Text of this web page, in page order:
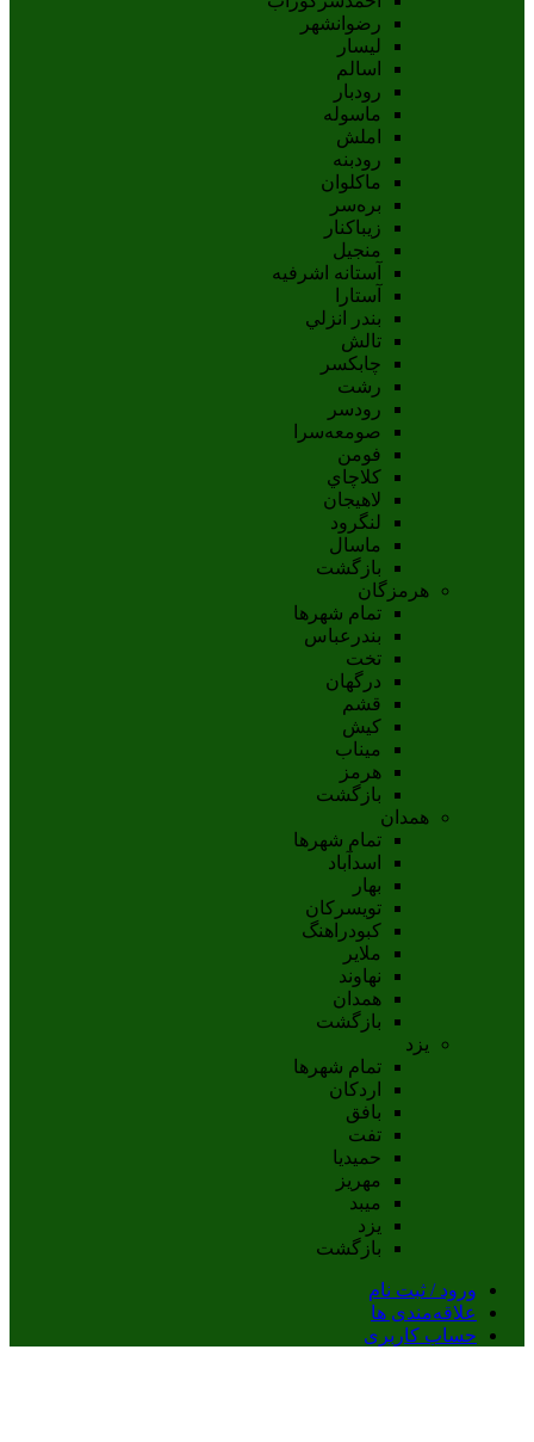
رضوانشهر
لیسار
اسالم
رودبار
ماسوله
املش
رودبنه
ماکلوان
بره‌سر
زیباکنار
منجیل
آستانه اشرفيه
آستارا
بندر انزلي
تالش
چابکسر
رشت
رودسر
صومعه‌سرا
فومن
کلاچاي
لاهيجان
لنگرود
ماسال
بازگشت
هرمزگان
تمام شهر‌ها
بندرعباس
تخت
درگهان
قشم
کيش
ميناب
هرمز
بازگشت
همدان
تمام شهر‌ها
اسدآباد
بهار
تويسرکان
کبودراهنگ
ملاير
نهاوند
همدان
بازگشت
یزد
تمام شهر‌ها
اردکان
بافق
تفت
حميديا
مهریز
ميبد
يزد
بازگشت
ورود / ثبت نام
علاقه‌مندی ها
حساب کاربری